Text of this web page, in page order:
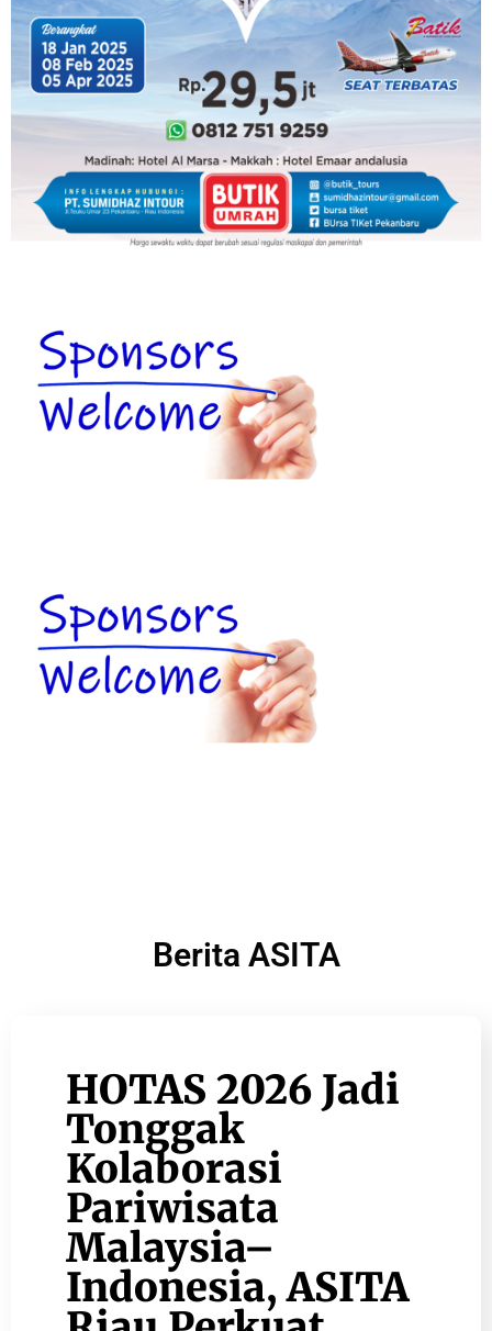
Berita ASITA
HOTAS 2026 Jadi
Tonggak
Kolaborasi
Pariwisata
Malaysia–
Indonesia, ASITA